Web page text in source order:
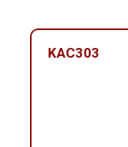
KAC303